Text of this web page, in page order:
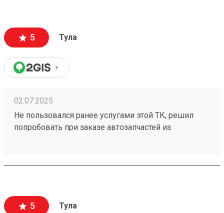
5 Тула
02.07.2025
Не пользовался ранее услугами этой ТК, решил
попробовать при заказе автозапчастей из
сотрудники в пункте выдачи, буду заказывать еще.
5 Тула